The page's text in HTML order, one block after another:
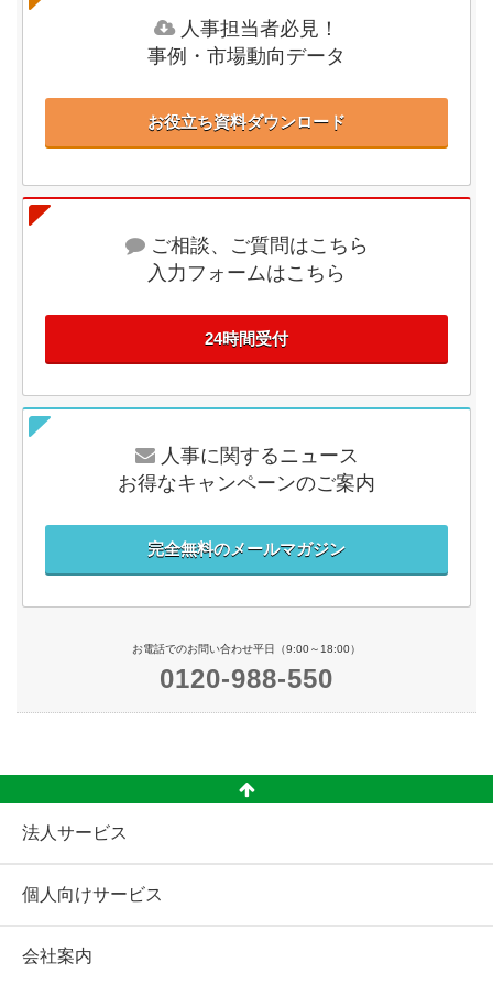
人事担当者必見！
事例・市場動向データ
お役立ち資料ダウンロード
ご相談、ご質問はこちら
入力フォームはこちら
24時間受付
人事に関するニュース
お得なキャンペーンのご案内
完全無料のメールマガジン
お電話でのお問い合わせ平日（9:00～18:00）
0120-988-550
法人サービス
個人向けサービス
会社案内